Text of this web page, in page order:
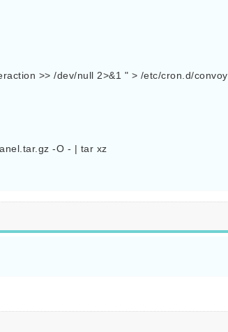
>> /dev/null 2>&1 " > /etc/cron.d/convoy
-O - | tar xz